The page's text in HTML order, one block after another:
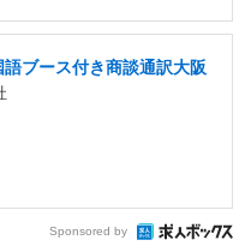
ブース付き商談通訳大阪
Sponsored by